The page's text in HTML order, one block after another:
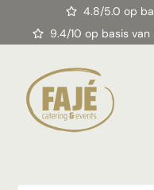
4.8/5.0 op
9.4/10 op basis